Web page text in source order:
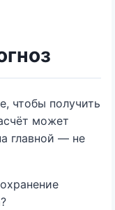
чтобы получить
может
главной — не